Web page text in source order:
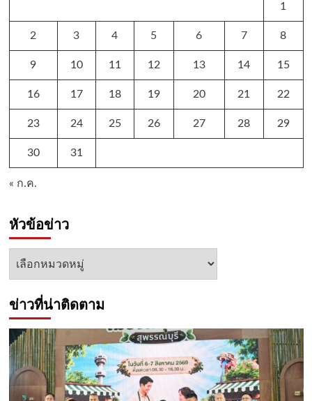
1
2 3 4 5 6 7 8
9 10 11 12 13 14 15
16 17 18 19 20 21 22
23 24 25 26 27 28 29
30 31
« ก.ค.
หัวข้อข่าว
หัวข้อ
ข่าวที่น่าติดตาม